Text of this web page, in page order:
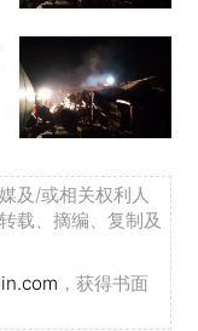
及/或相关权利人
载、摘编、复制及
，获得书面